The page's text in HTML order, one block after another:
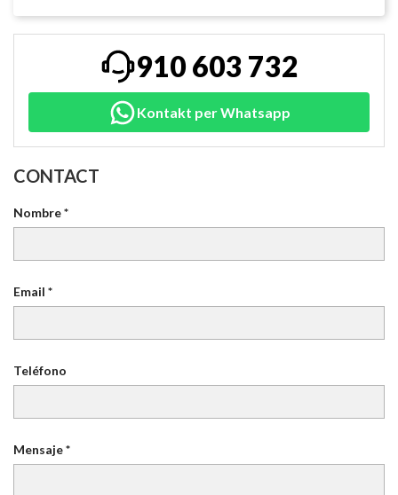
910 603 732
Kontakt per Whatsapp
CONTACT
Nombre *
Email *
Teléfono
Mensaje *